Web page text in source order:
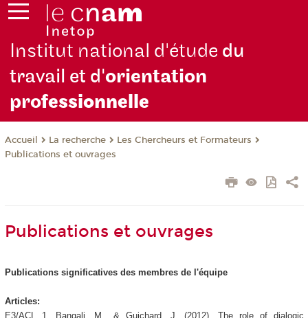
Institut national d'étude du
travail et d'orientation
professionnelle
Accueil La recherche
Les Chercheurs et Formateurs
Publications et ouvrages
Publications et ouvrages
Publications significatives des membres de l'équipe
Articles:
E3/ACL 1. Bangali, M., & Guichard, J. (2012). The role of dialogic